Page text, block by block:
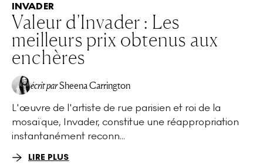
INVADER
Valeur d'Invader : Les
meilleurs prix obtenus aux
enchères
écrit parSheena Carrington
L'œuvre de l'artiste de rue parisien et roi de la
mosaïque, Invader, constitue une réappropriation
instantanément reconn...
LIRE PLUS